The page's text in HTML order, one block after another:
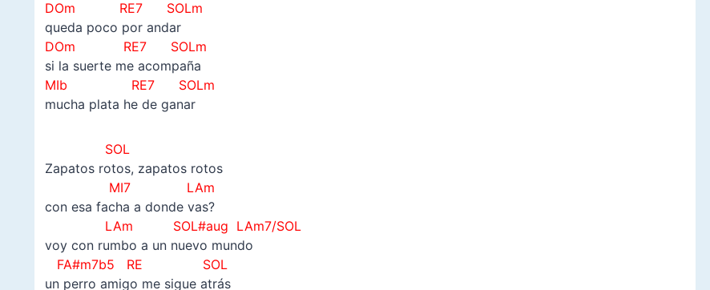
DOm RE7 SOLm
queda poco por andar
DOm RE7 SOLm
si la suerte me acompaña
MIb RE7 SOLm
mucha plata he de ganar
SOL
Zapatos rotos, zapatos rotos
MI7 LAm
con esa facha a donde vas?
LAm SOL#aug LAm7/SOL
voy con rumbo a un nuevo mundo
FA#m7b5 RE
SOL
un perro amigo me sigue atrás